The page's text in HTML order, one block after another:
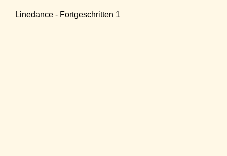
Linedance - Fortgeschritten 1